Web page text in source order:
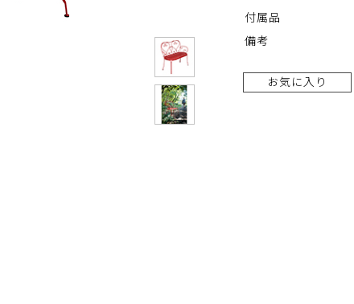
付属品
備考
お気に入り